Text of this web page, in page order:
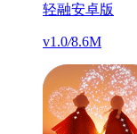
轻融安卓版
v1.0/8.6M